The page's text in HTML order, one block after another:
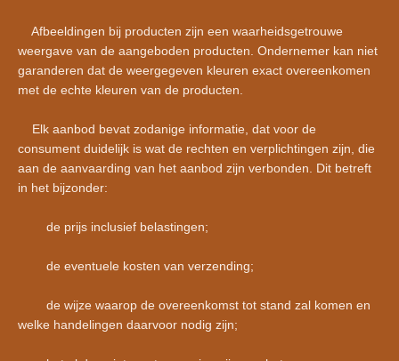
Afbeeldingen bij producten zijn een waarheidsgetrouwe
weergave van de aangeboden producten. Ondernemer kan niet
garanderen dat de weergegeven kleuren exact overeenkomen
met de echte kleuren van de producten.
Elk aanbod bevat zodanige informatie, dat voor de
consument duidelijk is wat de rechten en verplichtingen zijn, die
aan de aanvaarding van het aanbod zijn verbonden. Dit betreft
in het bijzonder:
de prijs inclusief belastingen;
de eventuele kosten van verzending;
de wijze waarop de overeenkomst tot stand zal komen en
welke handelingen daarvoor nodig zijn;